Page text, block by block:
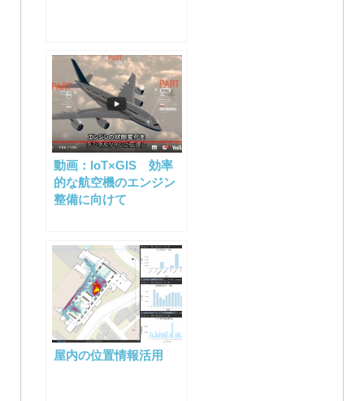
動画：IoT×GIS 効率
的な航空機のエンジン
整備に向けて
屋内の位置情報活用